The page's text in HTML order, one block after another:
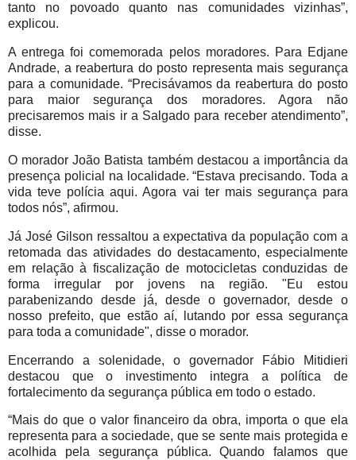
tanto no povoado quanto nas comunidades vizinhas”,
explicou.
A entrega foi comemorada pelos moradores. Para Edjane
Andrade, a reabertura do posto representa mais segurança
para a comunidade. “Precisávamos da reabertura do posto
para maior segurança dos moradores. Agora não
precisaremos mais ir a Salgado para receber atendimento”,
disse.
O morador João Batista também destacou a importância da
presença policial na localidade. “Estava precisando. Toda a
vida teve polícia aqui. Agora vai ter mais segurança para
todos nós”, afirmou.
Já José Gilson ressaltou a expectativa da população com a
retomada das atividades do destacamento, especialmente
em relação à fiscalização de motocicletas conduzidas de
forma irregular por jovens na região. "Eu estou
parabenizando desde já, desde o governador, desde o
nosso prefeito, que estão aí, lutando por essa segurança
para toda a comunidade", disse o morador.
Encerrando a solenidade, o governador Fábio Mitidieri
destacou que o investimento integra a política de
fortalecimento da segurança pública em todo o estado.
“Mais do que o valor financeiro da obra, importa o que ela
representa para a sociedade, que se sente mais protegida e
acolhida pela segurança pública. Quando falamos que